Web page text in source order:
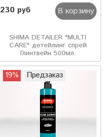
230 руб В корзину
SHIMA DETAILER "MULTI
CARE" детейлинг спрей
Глинтвейн 500мл.
19% Предзаказ